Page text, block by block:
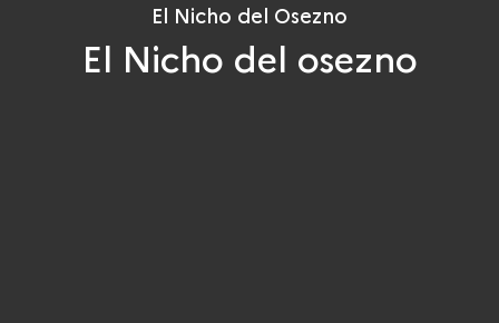
El Nicho del Osezno
El Nicho del osezno